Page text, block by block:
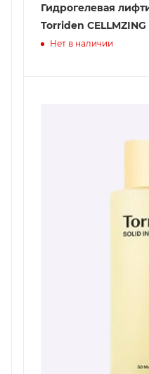
Гидрогелевая
Torriden
Нет в наличии